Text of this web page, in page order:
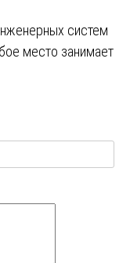
систем
место занимает